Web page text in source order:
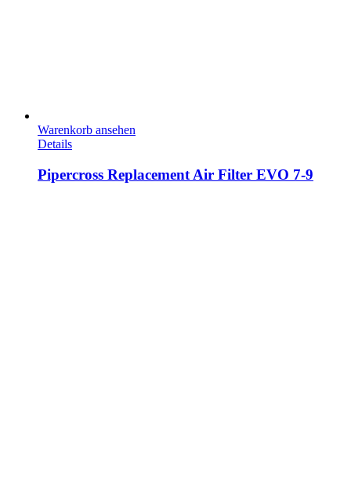
Warenkorb ansehen
Details
Pipercross Replacement Air Filter EVO 7-9